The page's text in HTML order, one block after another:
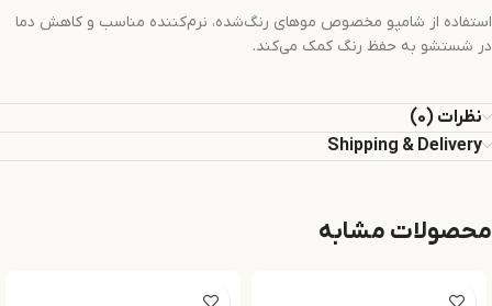
استفاده از شامپو مخصوص موهای رنگ‌شده، نرم‌کننده مناسب و کاهش دما
در شستشو به حفظ رنگ کمک می‌کند.
نظرات (0)
Shipping & Delivery
محصولات مشابه